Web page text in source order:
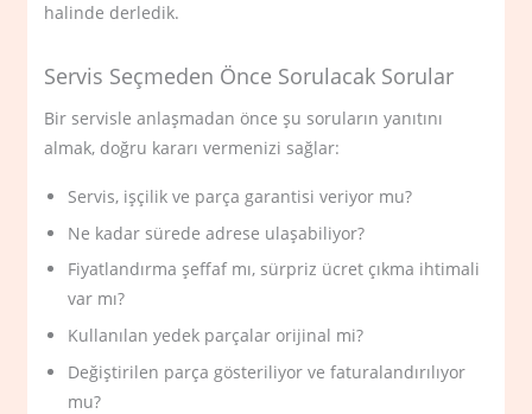
halinde derledik.
Servis Seçmeden Önce Sorulacak Sorular
Bir servisle anlaşmadan önce şu soruların yanıtını
almak, doğru kararı vermenizi sağlar:
Servis, işçilik ve parça garantisi veriyor mu?
Ne kadar sürede adrese ulaşabiliyor?
Fiyatlandırma şeffaf mı, sürpriz ücret çıkma ihtimali
var mı?
Kullanılan yedek parçalar orijinal mi?
Değiştirilen parça gösteriliyor ve faturalandırılıyor
mu?